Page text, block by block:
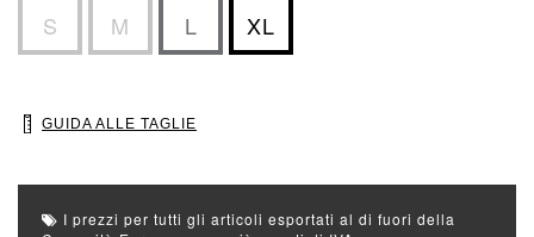
S M L XL
GUIDA ALLE TAGLIE
I prezzi per tutti gli articoli esportati al di fuori della